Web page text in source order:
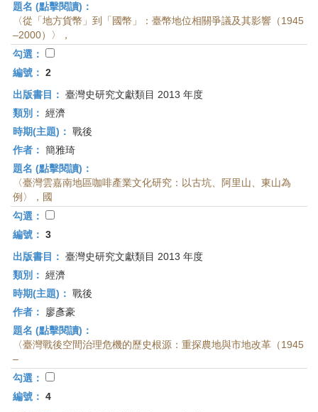
題名 (點擊閱讀)：
〈從「地方貨幣」到「國幣」：臺幣地位相關爭議及其影響（1945
–2000）〉，
勾選：
編號： 2
出版書目： 臺灣史研究文獻類目 2013 年度
類別： 經濟
時期(主題)： 戰後
作者： 簡雅琦
題名 (點擊閱讀)：
〈臺灣雲嘉南地區咖啡產業文化研究：以古坑、阿里山、東山為
例〉，國
勾選：
編號： 3
出版書目： 臺灣史研究文獻類目 2013 年度
類別： 經濟
時期(主題)： 戰後
作者：
廖彥豪
題名 (點擊閱讀)：
〈臺灣戰後空間治理危機的歷史根源：重探農地與市地改革（1945
–
勾選：
編號： 4